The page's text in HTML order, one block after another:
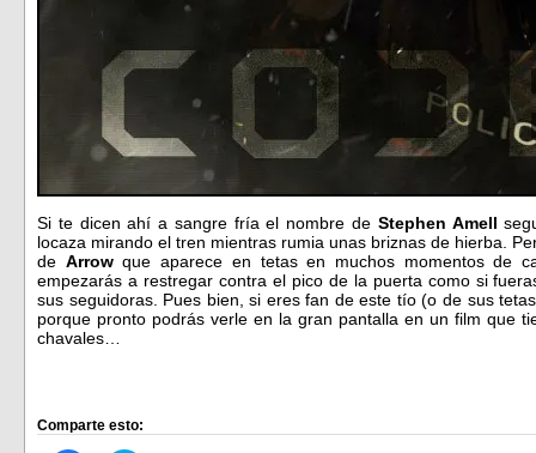
Si te dicen ahí a sangre fría el nombre de Stephen Amell
locaza mirando el tren mientras rumia unas briznas de hierba.
de Arrowque aparece en tetas en muchos momentos de
empezarás a restregar contra el pico de la puerta como si
sus seguidoras. Pues bien, si eres fan de este tío (o de sus
porque pronto podrás verle en la gran pantalla en un film que
chavales…
Comparte esto: